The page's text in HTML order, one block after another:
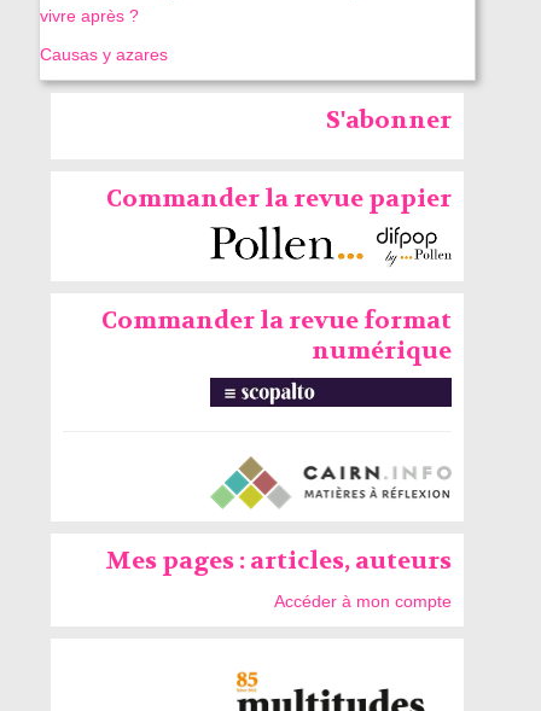
vivre après ?
Causas y azares
S'abonner
Commander la revue papier
Commander la revue format
numérique
Mes pages : articles, auteurs
Accéder à mon compte